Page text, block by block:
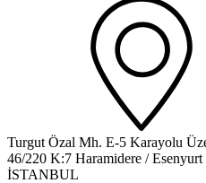
Turgut Özal Mh. E-5 Karayolu
46/220 K:7 Haramidere / Esenyurt
İSTANBUL